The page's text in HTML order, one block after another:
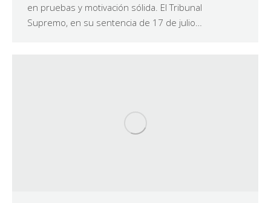
en pruebas y motivación sólida. El Tribunal
Supremo, en su sentencia de 17 de julio…